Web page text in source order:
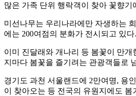
많은 가족 단위 행락객이 찾아 꽃향기
미선나무는 우리나라에만 자생하는
에는 200여점의 분화가 전시되고 있다.
이미 진달래와 개나리 등 봄꽃이 만
지마다 봄꽃을 즐기려는 관광객들로
경기도 과천 서울랜드에 2만여명, 용
이 찾아오는 등 전국의 유원지에도 봄